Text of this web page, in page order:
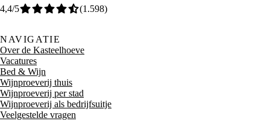
4,4/5 (1.598)
NAVIGATIE
Over de Kasteelhoeve
Vacatures
Bed & Wijn
Wijnproeverij thuis
Wijnproeverij per stad
Wijnproeverij als bedrijfsuitje
Veelgestelde vragen